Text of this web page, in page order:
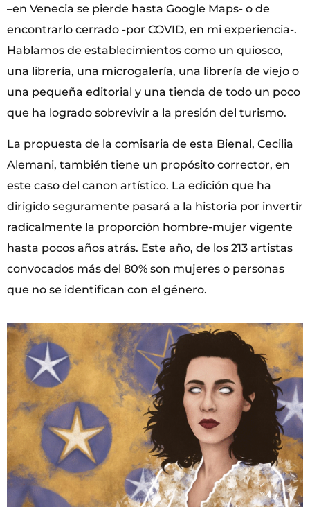
–en Venecia se pierde hasta Google Maps- o de
encontrarlo cerrado -por COVID, en mi experiencia-.
Hablamos de establecimientos como un quiosco,
una librería, una microgalería, una librería de viejo o
una pequeña editorial y una tienda de todo un poco
que ha logrado sobrevivir a la presión del turismo.
La propuesta de la comisaria de esta Bienal, Cecilia
Alemani, también tiene un propósito corrector, en
este caso del canon artístico. La edición que ha
dirigido seguramente pasará a la historia por invertir
radicalmente la proporción hombre-mujer vigente
hasta pocos años atrás. Este año, de los 213 artistas
convocados más del 80% son mujeres o personas
que no se identifican con el género.